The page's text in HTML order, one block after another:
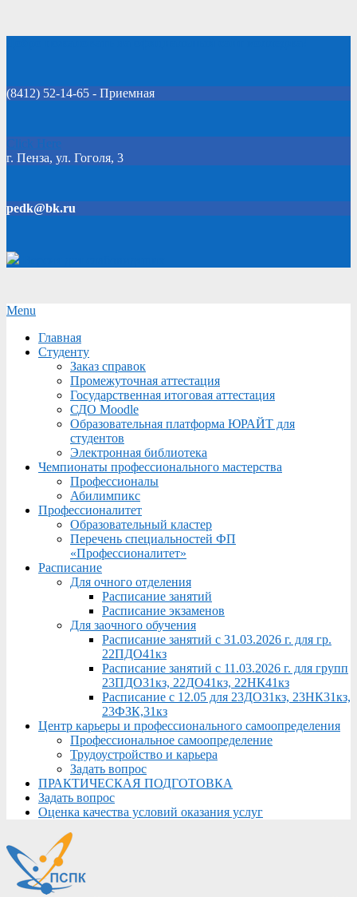
(8412) 52-14-65 - Приемная
Click Here
г. Пенза, ул. Гоголя, 3
pedk@bk.ru
Secondary
Menu
Menu
Главная
Студенту
Заказ справок
Промежуточная аттестация
Государственная итоговая аттестация
СДО Moodle
Образовательная платформа ЮРАЙТ для
студентов
Электронная библиотека
Чемпионаты профессионального мастерства
Профессионалы
Абилимпикс
Профессионалитет
Образовательный кластер
Перечень специальностей ФП
«Профессионалитет»
Расписание
Для очного отделения
Расписание занятий
Расписание экзаменов
Для заочного обучения
Расписание занятий с 31.03.2026 г. для гр.
22ПДО41кз
Расписание занятий с 11.03.2026 г. для групп
23ПДО31кз, 22ДО41кз, 22НК41кз
Расписание с 12.05 для 23ДО31кз, 23НК31кз,
23ФЗК,31кз
Центр карьеры и профессионального самоопределения
Профессиональное самоопределение
Трудоустройство и карьера
Задать вопрос
ПРАКТИЧЕСКАЯ ПОДГОТОВКА
Задать вопрос
Оценка качества условий оказания услуг